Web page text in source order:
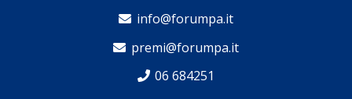
info@forumpa.it
premi@forumpa.it
06 684251